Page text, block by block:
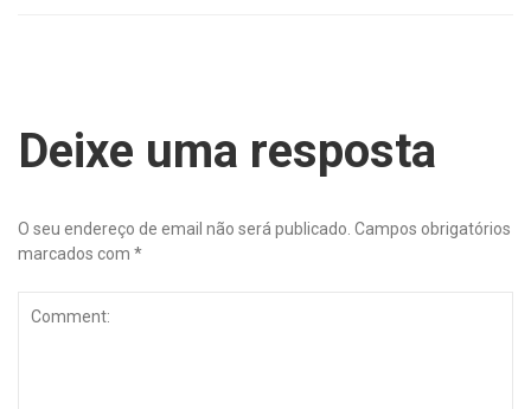
Deixe uma resposta
O seu endereço de email não será publicado. Campos obrigatórios
marcados com *